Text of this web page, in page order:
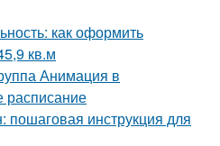
как оформить
кв.м
Анимация в
расписание
пошаговая инструкция для